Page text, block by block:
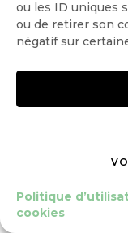
ou les ID uniques
ou de retirer son
négatif sur
Politique
cookies
à se
de durabilité
connaissances
rédaction :
autrement dit
, en
marchés
risques »
,